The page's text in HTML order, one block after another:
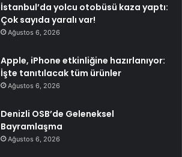
İstanbul’da yolcu otobüsü kaza yaptı:
Çok sayıda yaralı var!
Ağustos 6, 2026
Apple, iPhone etkinliğine hazırlanıyor:
İşte tanıtılacak tüm ürünler
Ağustos 6, 2026
Denizli OSB’de Geleneksel
Bayramlaşma
Ağustos 6, 2026